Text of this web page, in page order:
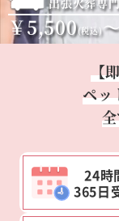
￥5,500(税込)
【
ペッ
24時
365日